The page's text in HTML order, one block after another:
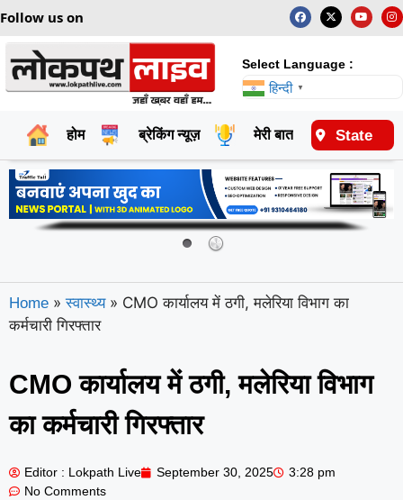
Follow us on
Select Language :
हिन्दी ▼
होम ब्रेकिंग न्यूज़ मेरी बात राष्ट्रीय
State
Home » स्वास्थ्य » CMO कार्यालय में ठगी, मलेरिया विभाग का
कर्मचारी गिरफ्तार
CMO कार्यालय में ठगी, मलेरिया विभाग
का कर्मचारी गिरफ्तार
Editor : Lokpath Live September 30, 2025
3:28 pm
No Comments